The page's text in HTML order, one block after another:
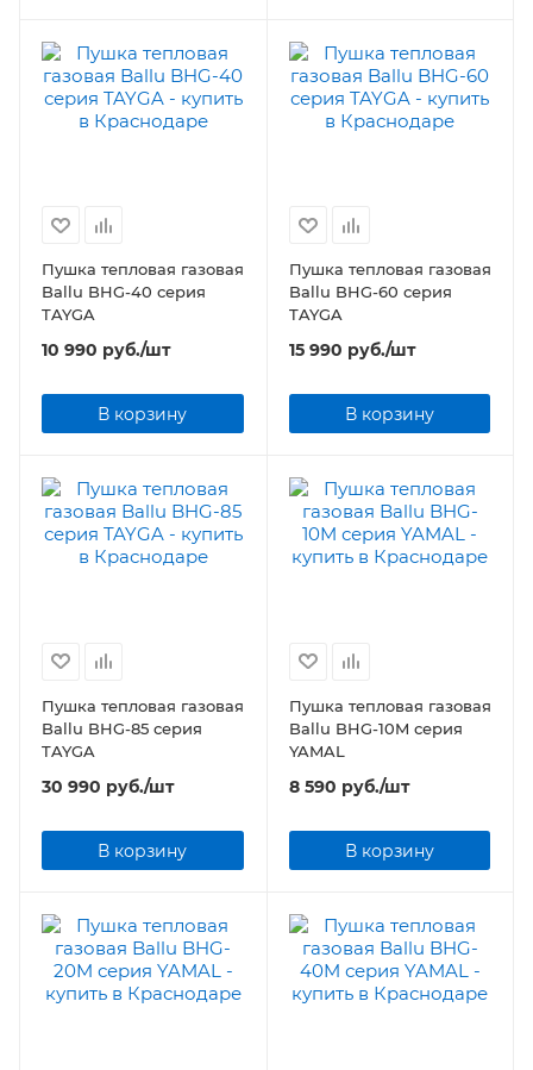
Пушка тепловая газовая
Ballu BHG-40 серия
TAYGA
10 990 руб./шт
В корзину
Пушка тепловая газовая
Ballu BHG-60 серия
TAYGA
15 990 руб./шт
В корзину
Пушка тепловая газовая
Ballu BHG-85 серия
TAYGA
30 990 руб./шт
В корзину
Пушка тепловая газовая
Ballu BHG-10M серия
YAMAL
8 590 руб./шт
В корзину